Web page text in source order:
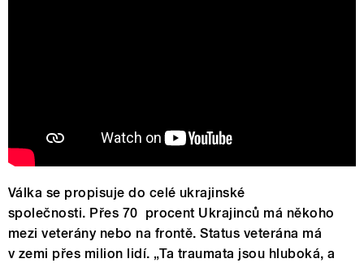
Válka se propisuje do celé ukrajinské
společnosti. Přes 70 procent Ukrajinců má někoho
mezi veterány nebo na frontě. Status veterána má
v zemi přes milion lidí. „Ta traumata jsou hluboká, a